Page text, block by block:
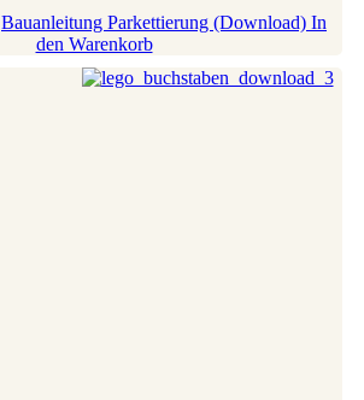
Bauanleitung Parkettierung (Download) In
den Warenkorb